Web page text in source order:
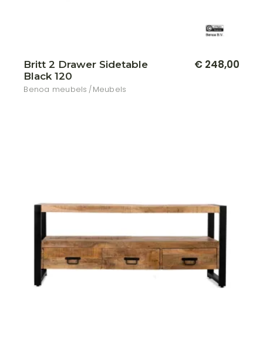
Britt 2 Drawer Sidetable
Black 120
Benoa meubels Meubels
€248,00